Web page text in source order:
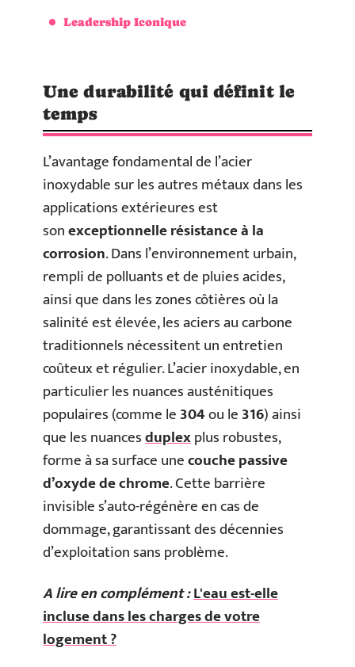
Leadership Iconique
Une durabilité qui définit le
temps
L’avantage fondamental de l’acier
inoxydable sur les autres métaux dans les
applications extérieures est
sonexceptionnelle résistance à la
corrosion. Dans l’environnement urbain,
rempli de polluants et de pluies acides,
ainsi que dans les zones côtières où la
salinité est élevée, les aciers au carbone
traditionnels nécessitent un entretien
coûteux et régulier. L’acier inoxydable, en
particulier les nuances austénitiques
populaires (comme le304ou le316) ainsi
que les nuancesduplexplus robustes,
forme à sa surface unecouche passive
d’oxyde de chrome. Cette barrière
invisible s’auto-régénère en cas de
dommage, garantissant des décennies
d’exploitation sans problème.
A lire en complément :L'eau est-elle
incluse dans les charges de votre
logement ?